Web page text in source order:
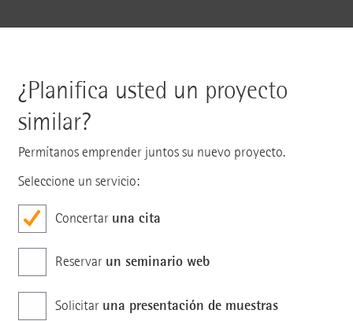
¿Planifica usted un proyecto
similar?
Permítanos emprender juntos su nuevo proyecto.
Seleccione un servicio:
Concertar una cita
Reservar un seminario web
Solicitar una presentación de muestras